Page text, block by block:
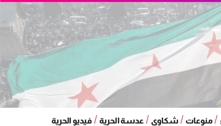
منوعات شكاوى عدسة الحرية فيديو الحرية